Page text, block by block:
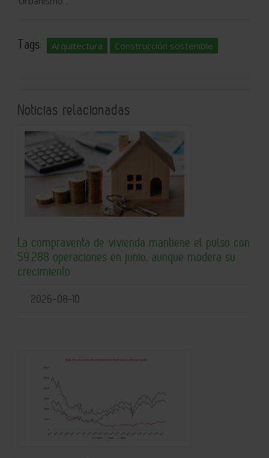
Tags: Arquitectura Construcción sostenible
Noticias relacionadas
La compraventa de vivienda mantiene el pulso con
59.288 operaciones en junio, aunque modera su
crecimiento
2026-08-10